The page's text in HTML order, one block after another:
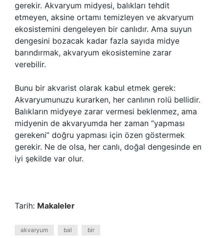
gerekir. Akvaryum midyesi, balıkları tehdit
etmeyen, aksine ortamı temizleyen ve akvaryum
ekosistemini dengeleyen bir canlıdır. Ama suyun
dengesini bozacak kadar fazla sayıda midye
barındırmak, akvaryum ekosistemine zarar
verebilir.
Bunu bir akvarist olarak kabul etmek gerek:
Akvaryumunuzu kurarken, her canlının rolü bellidir.
Balıkların midyeye zarar vermesi beklenmez, ama
midyenin de akvaryumda her zaman “yapması
gerekeni” doğru yapması için özen göstermek
gerekir. Ne de olsa, her canlı, doğal dengesinde en
iyi şekilde var olur.
Tarih: Makaleler
akvaryum bal bir